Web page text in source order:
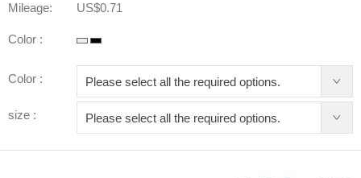
Mileage: US$0.71
Color :
Color :
size :